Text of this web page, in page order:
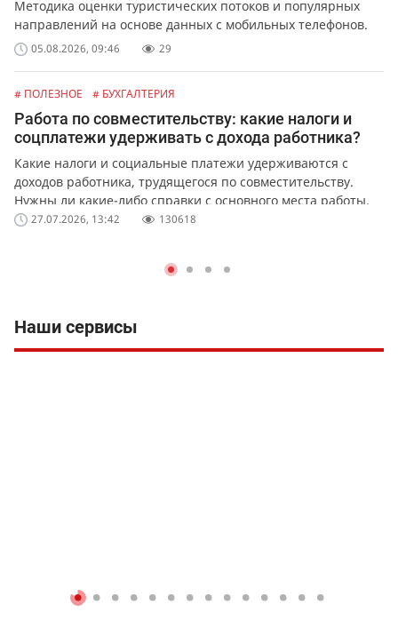
Методика оценки туристических потоков и популярных
направлений на основе данных с мобильных телефонов.
05.08.2026, 09:46 29
# ПОЛЕЗНОЕ # БУХГАЛТЕРИЯ
Работа по совместительству: какие налоги и
соцплатежи удерживать с дохода работника?
Какие налоги и социальные платежи удерживаются с
доходов работника, трудящегося по совместительству.
Нужны ли какие-либо справки с основного места работы.
27.07.2026, 13:42 130618
Наши сервисы